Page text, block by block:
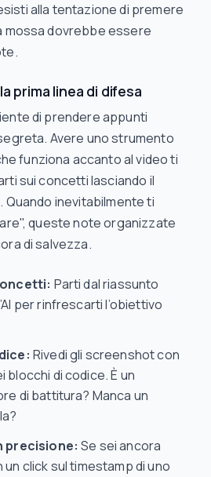
alla tentazione di premere
mossa dovrebbe essere
prima linea di difesa
di prendere appunti
Avere uno strumento
funziona accanto al video ti
sui concetti lasciando il
Quando inevitabilmente ti
queste note organizzate
di salvezza.
Parti dal riassunto
per rinfrescarti l’obiettivo
Rivedi gli screenshot con
blocchi di codice. È un
di battitura? Manca un
precisione: Se sei ancora
click sul timestamp di uno